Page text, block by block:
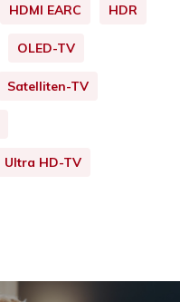
HDMI EARC HDR
OLED-TV
Satelliten-TV
Ultra HD-TV